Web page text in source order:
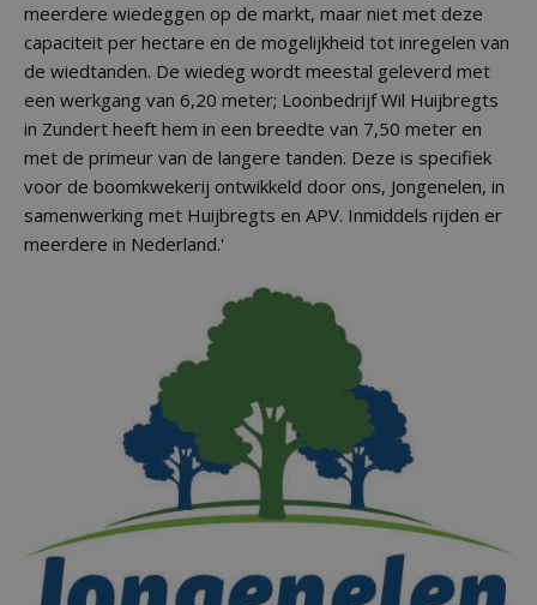
meerdere wiedeggen op de markt, maar niet met deze
capaciteit per hectare en de mogelijkheid tot inregelen van
de wiedtanden. De wiedeg wordt meestal geleverd met
een werkgang van 6,20 meter; Loonbedrijf Wil Huijbregts
in Zundert heeft hem in een breedte van 7,50 meter en
met de primeur van de langere tanden. Deze is specifiek
voor de boomkwekerij ontwikkeld door ons, Jongenelen, in
samenwerking met Huijbregts en APV. Inmiddels rijden er
meerdere in Nederland.'